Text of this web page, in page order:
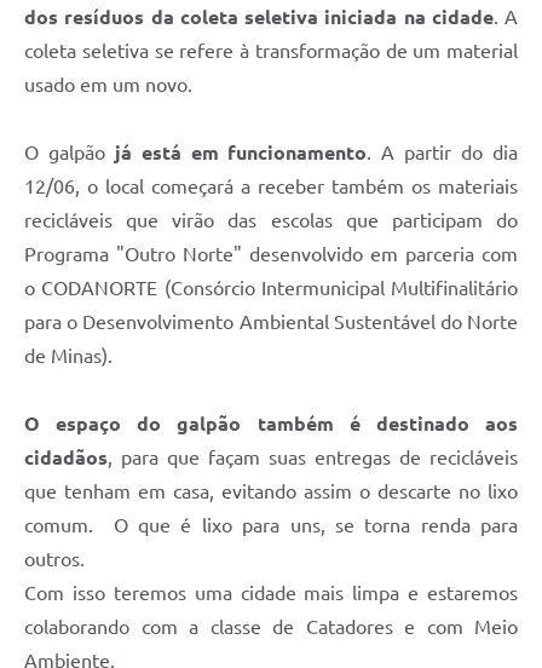
dos resíduos da coleta seletiva iniciada na cidade. A
coleta seletiva se refere à transformação de um material
usado em um novo.
O galpão já está em funcionamento. A partir do dia
12/06, o local começará a receber também os materiais
recicláveis que virão das escolas que participam do
Programa "Outro Norte" desenvolvido em parceria com
o CODANORTE (Consórcio Intermunicipal Multifinalitário
para o Desenvolvimento Ambiental Sustentável do Norte
de Minas).
O espaço do galpão também é destinado aos
cidadãos, para que façam suas entregas de recicláveis
que tenham em casa, evitando assim o descarte no lixo
comum. O que é lixo para uns, se torna renda para
outros.
Com isso teremos uma cidade mais limpa e estaremos
colaborando com a classe de Catadores e com Meio
Ambiente.